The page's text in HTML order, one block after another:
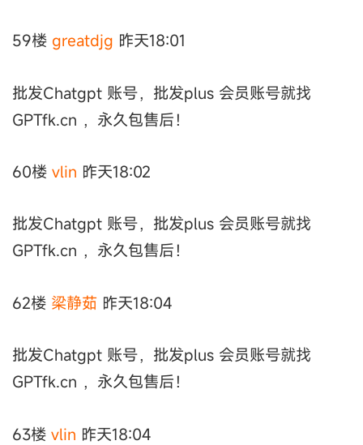
59楼 greatdjg 昨天18:01
批发Chatgpt 账号，批发plus 会员账号就找
GPTfk.cn ，永久包售后！
60楼 vlin 昨天18:02
批发Chatgpt 账号，批发plus 会员账号就找
GPTfk.cn ，永久包售后！
62楼 梁静茹 昨天18:04
批发Chatgpt 账号，批发plus 会员账号就找
GPTfk.cn ，永久包售后！
63楼 vlin 昨天18:04